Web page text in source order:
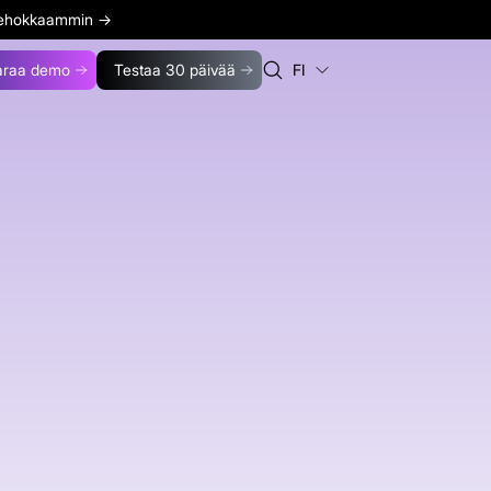
→
demo Testaa 30 päivää FI